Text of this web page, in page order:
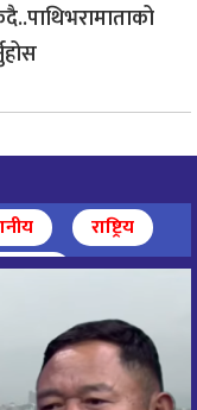
दिनको सुरुवात गर्दै,
दर्शन गरि
राष्ट्रिय